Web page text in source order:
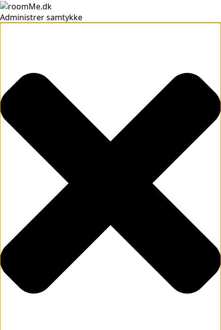
Administrer samtykke